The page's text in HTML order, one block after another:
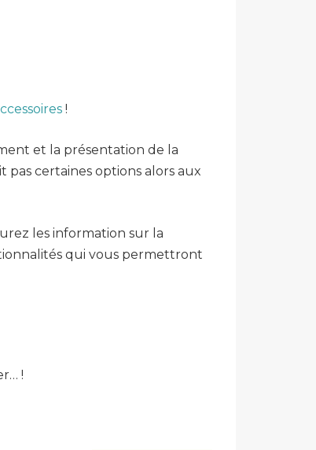
!
et la présentation de la
certaines options alors aux
les information sur la
qui vous permettront
!